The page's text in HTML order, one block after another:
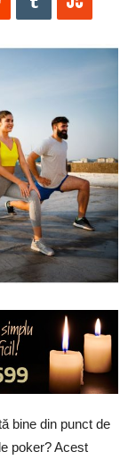
bine din punct de
poker? Acest